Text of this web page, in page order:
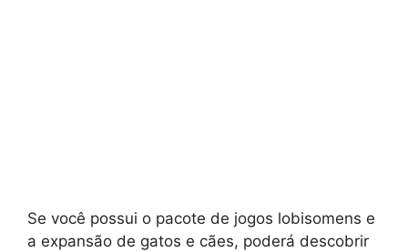
Se você possui o pacote de jogos lobisomens e
a expansão de gatos e cães, poderá descobrir